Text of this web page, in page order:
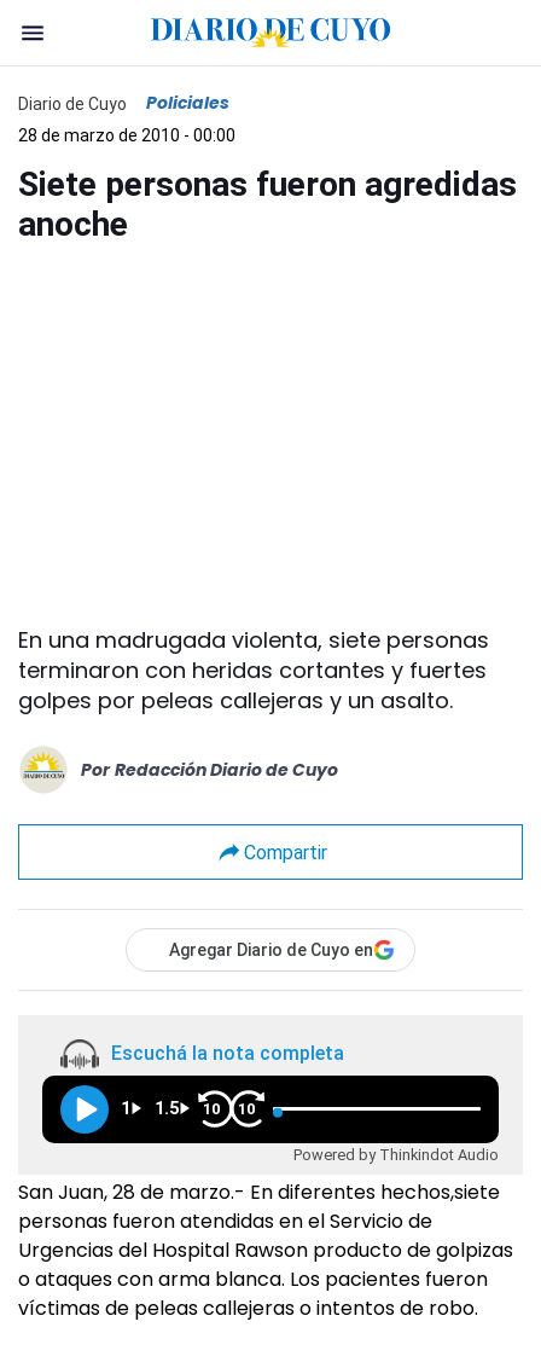
Diario de Cuyo Policiales
28 de marzo de 2010 - 00:00
Siete personas fueron agredidas
anoche
En una madrugada violenta, siete personas
terminaron con heridas cortantes y fuertes
golpes por peleas callejeras y un asalto.
Por Redacción Diario de Cuyo
Compartir
Agregar Diario de Cuyo en
Escuchá la nota completa
1 1.5 10 10
Powered by Thinkindot Audio
San Juan, 28 de marzo.- En diferentes hechos,siete
personas fueron atendidas en el Servicio de
Urgencias del Hospital Rawson producto de golpizas
o ataques con arma blanca. Los pacientes fueron
víctimas de peleas callejeras o intentos de robo.